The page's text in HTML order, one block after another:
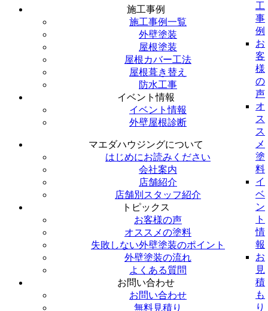
工
事
例
お
客
様
の
声
オ
ス
ス
メ
塗
料
イ
ベ
ン
ト
情
報
お
見
積
も
り
施工事例
施工事例一覧
外壁塗装
屋根塗装
屋根カバー工法
屋根葺き替え
防水工事
イベント情報
イベント情報
外壁屋根診断
マエダハウジングについて
はじめにお読みください
会社案内
店舗紹介
店舗別スタッフ紹介
トピックス
お客様の声
オススメの塗料
失敗しない外壁塗装のポイント
外壁塗装の流れ
よくある質問
お問い合わせ
お問い合わせ
無料見積り